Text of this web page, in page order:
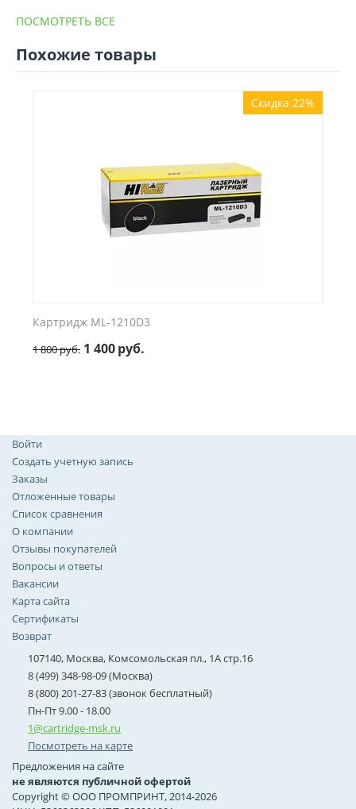
ПОСМОТРЕТЬ ВСЕ
Похожие товары
Скидка 22%
Картридж ML-1210D3
1 800руб. 1 400руб.
Войти
Создать учетную запись
Заказы
Отложенные товары
Список сравнения
О компании
Отзывы покупателей
Вопросы и ответы
Вакансии
Карта сайта
Сертификаты
Возврат
107140, Москва, Комсомольская пл., 1А стр.16
8 (499) 348-98-09 (Москва)
8 (800) 201-27-83 (звонок бесплатный)
Пн-Пт 9.00 - 18.00
1@cartridge-msk.ru
Посмотреть на карте
Предложения на сайте
не являются публичной офертой
Copyright © ООО ПРОМПРИНТ, 2014-2026